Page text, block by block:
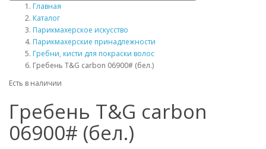
Главная
Каталог
Парикмахерское искусство
Парикмахерские принадлежности
Гребни, кисти для покраски волос
Гребень T&G carbon 06900# (бел.)
Есть в наличии
Гребень T&G carbon
06900# (бел.)